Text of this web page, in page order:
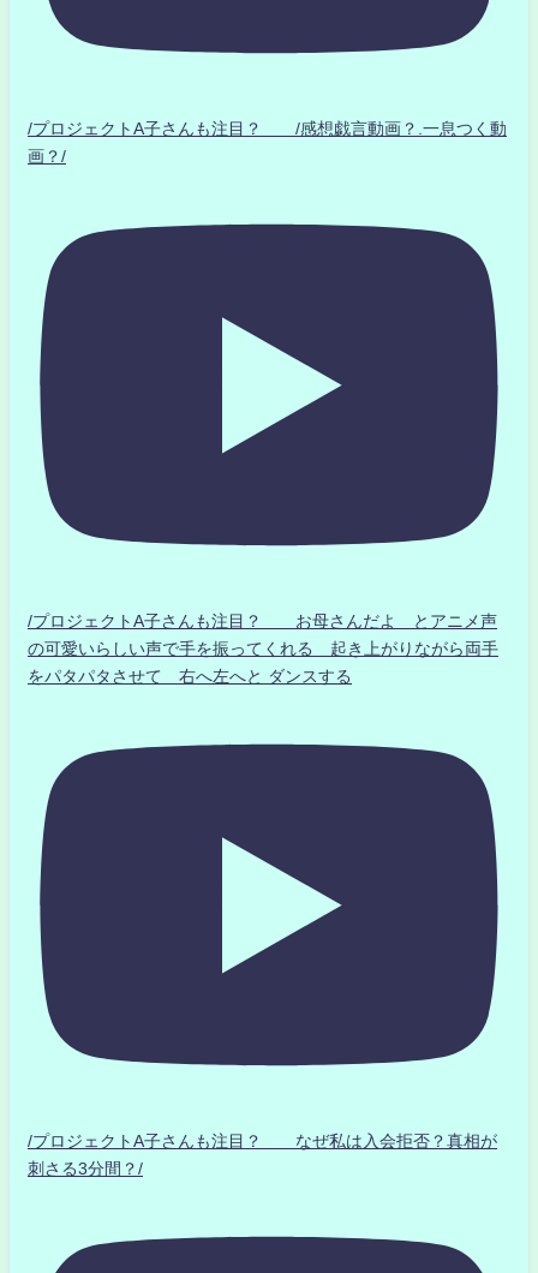
/プロジェクトA子さんも注目？ /感想戯言動画？.一息つく動
画？/
/プロジェクトA子さんも注目？ お母さんだよ とアニメ声
の可愛いらしい声で手を振ってくれる 起き上がりながら両手
をパタパタさせて 右へ左へと ダンスする
/プロジェクトA子さんも注目？ なぜ私は入会拒否？真相が
刺さる3分間？/